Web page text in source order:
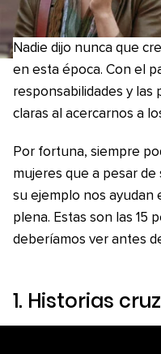
Nadie dijo nunca que
en esta época. Con el
responsabilidades y las
claras al acercarnos a
Por fortuna, siempre
mujeres que a pesar de
su ejemplo nos ayudan
plena. Estas son las 15
deberíamos ver antes
1. Historias